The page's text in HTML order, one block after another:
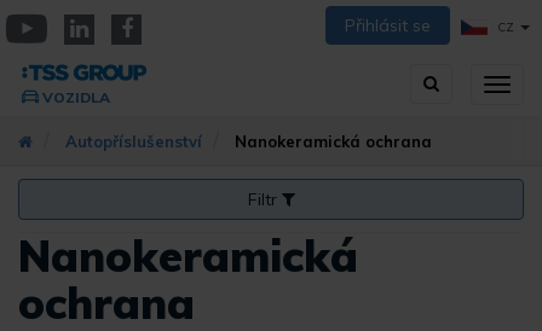
Přejít
k
hlavnímu
obsahu
Přihlásit se CZ
Vyhledávání
VOZIDLA
Autopříslušenství Nanokeramická ochrana
Filtr
Nanokeramická
ochrana